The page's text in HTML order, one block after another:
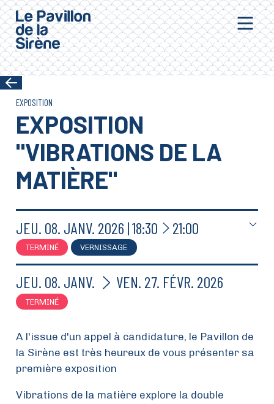
Aller au contenu principal
EXPOSITION
EXPOSITION
"VIBRATIONS DE LA
MATIÈRE"
JEU. 08. JANV. 2026 18:30 À21:00
TERMINÉ VERNISSAGE
DU
JEU. 08. JANV. AU
VEN. 27. FÉVR. 2026
TERMINÉ
A l'issue d'un appel à candidature, le Pavillon de
la Sirène est très heureux de vous présenter sa
première exposition
Vibrations de la matière explore la double